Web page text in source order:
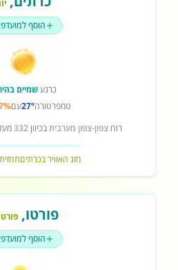
הוסף
כרגעשמיים
טמפרטורה27°עם
רוחצפון-צפון מערביתבכיוון332
מזג האוויר בכרתים
פורטו,
הוסף